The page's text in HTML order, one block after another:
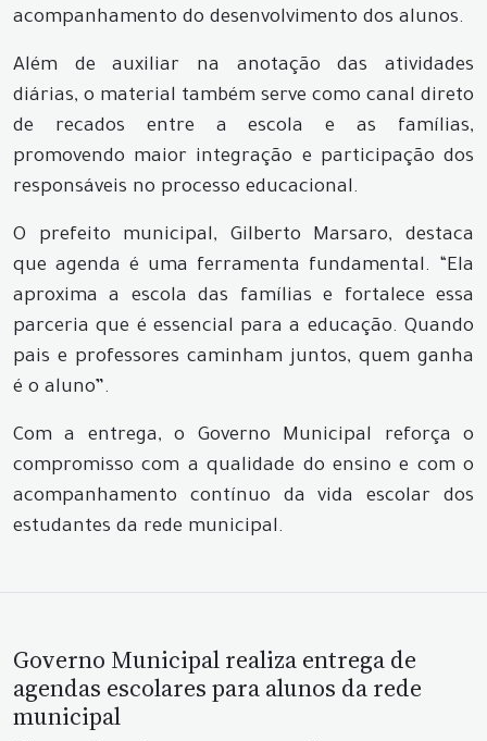
acompanhamento do desenvolvimento dos alunos.
Além de auxiliar na anotação das atividades
diárias, o material também serve como canal direto
de recados entre a escola e as famílias,
promovendo maior integração e participação dos
responsáveis no processo educacional.
O prefeito municipal, Gilberto Marsaro, destaca
que agenda é uma ferramenta fundamental. “Ela
aproxima a escola das famílias e fortalece essa
parceria que é essencial para a educação. Quando
pais e professores caminham juntos, quem ganha
é o aluno”.
Com a entrega, o Governo Municipal reforça o
compromisso com a qualidade do ensino e com o
acompanhamento contínuo da vida escolar dos
estudantes da rede municipal.
Governo Municipal realiza entrega de
agendas escolares para alunos da rede
municipal